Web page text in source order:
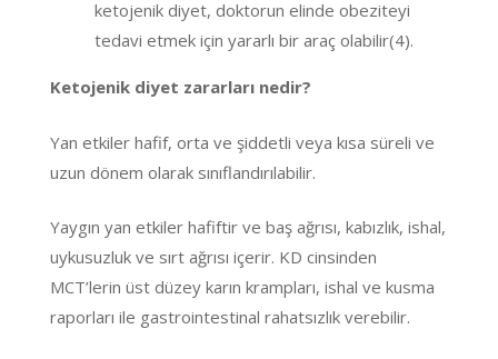
ketojenik diyet, doktorun elinde obeziteyi
tedavi etmek için yararlı bir araç olabilir(4).
Ketojenik diyet zararları nedir?
Yan etkiler hafif, orta ve şiddetli veya kısa süreli ve
uzun dönem olarak sınıflandırılabilir.
Yaygın yan etkiler hafiftir ve baş ağrısı, kabızlık, ishal,
uykusuzluk ve sırt ağrısı içerir. KD cinsinden
MCT’lerin üst düzey karın krampları, ishal ve kusma
raporları ile gastrointestinal rahatsızlık verebilir.